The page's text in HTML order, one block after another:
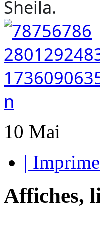
Sheila.
10 Mai
|
Affiches,